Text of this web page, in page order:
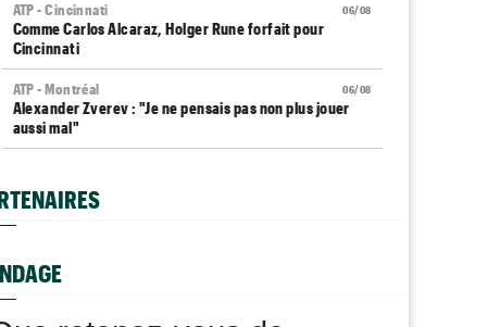
06/08
ATP - Cincinnati
Comme Carlos Alcaraz, Holger Rune forfait pour
Cincinnati
06/08
ATP - Montréal
Alexander Zverev : "Je ne pensais pas non plus jouer
aussi mal"
mais..."
Auger-Aliassime, forfait : "Une douleur au niveau du
dos"